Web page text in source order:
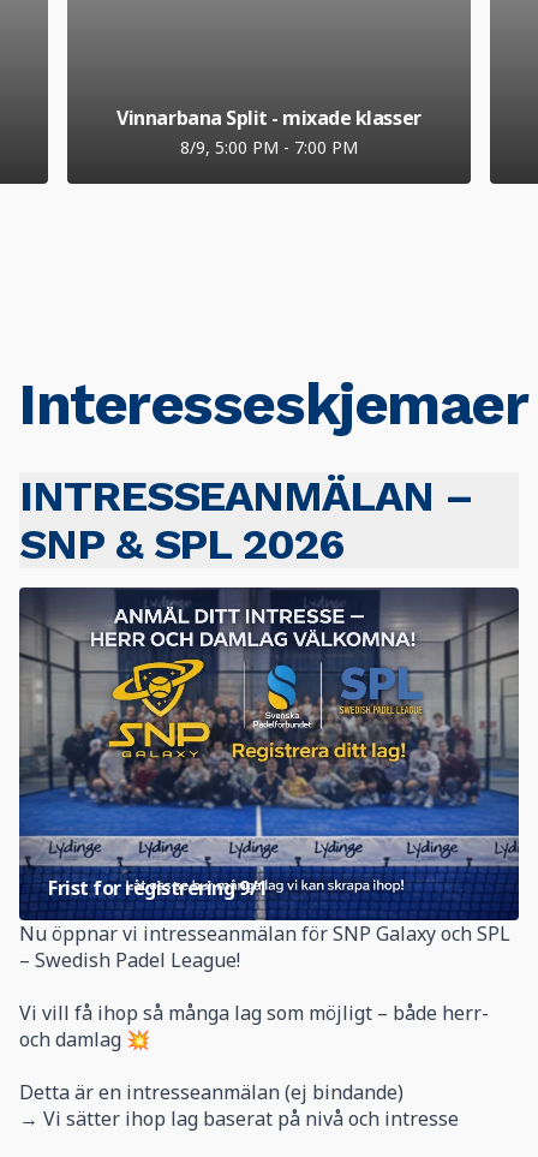
Vinnarbana Split - mixade klasser
8/9, 5:00 PM - 7:00 PM
Interesseskjemaer
INTRESSEANMÄLAN –
SNP & SPL 2026
Frist for registrering9/1
Nu öppnar vi intresseanmälan för SNP Galaxy och SPL
– Swedish Padel League!
Vi vill få ihop så många lag som möjligt – både herr-
och damlag 💥
Detta är en intresseanmälan (ej bindande)
→ Vi sätter ihop lag baserat på nivå och intresse